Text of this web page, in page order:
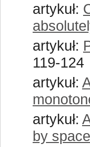
artykuł:
artykuł:
119-124
artykuł:
artykuł:
by